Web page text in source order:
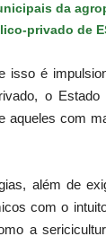
da
privado de
isso é
o Estado
aqueles com
além de
com o
a